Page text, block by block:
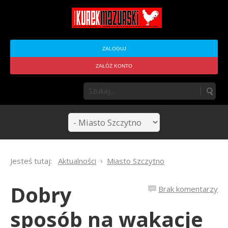
ZALOGUJ
ZAŁÓŻ KONTO
Jesteś tutaj: Aktualności Miasto Szczytno
Brak komentarzy
Dobry
sposób na wakacje